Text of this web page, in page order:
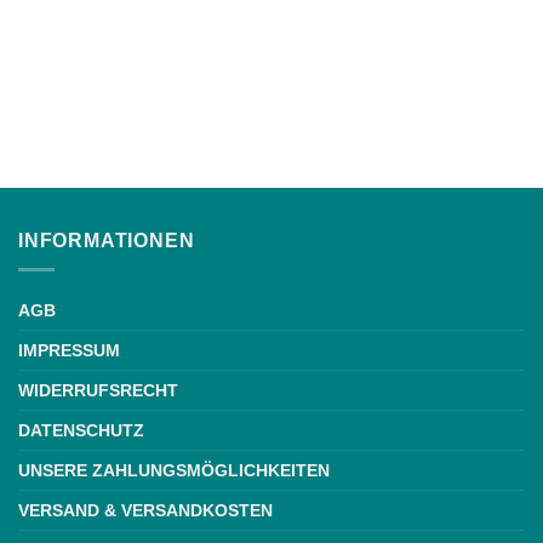
INFORMATIONEN
AGB
IMPRESSUM
WIDERRUFSRECHT
DATENSCHUTZ
UNSERE ZAHLUNGSMÖGLICHKEITEN
VERSAND & VERSANDKOSTEN